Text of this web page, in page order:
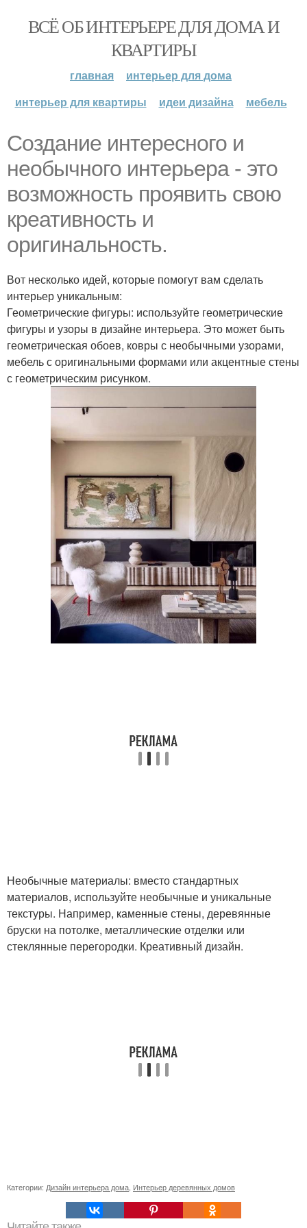
ВСЁ ОБ ИНТЕРЬЕРЕ ДЛЯ ДОМА И
КВАРТИРЫ
главная
интерьер для дома
интерьер для квартиры
идеи дизайна мебель
Создание интересного и
необычного интерьера - это
возможность проявить свою
креативность и
оригинальность.
Вот несколько идей, которые помогут вам сделать
интерьер уникальным:
Геометрические фигуры: используйте геометрические
фигуры и узоры в дизайне интерьера. Это может быть
геометрическая обоев, ковры с необычными узорами,
мебель с оригинальными формами или акцентные стены
с геометрическим рисунком.
Необычные материалы: вместо стандартных
материалов, используйте необычные и уникальные
текстуры. Например, каменные стены, деревянные
бруски на потолке, металлические отделки или
стеклянные перегородки. Креативный дизайн.
Категории: Дизайн интерьера дома Интерьер деревянных домов